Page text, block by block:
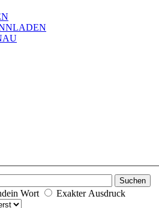
Suchen
Wort
Exakter Ausdruck